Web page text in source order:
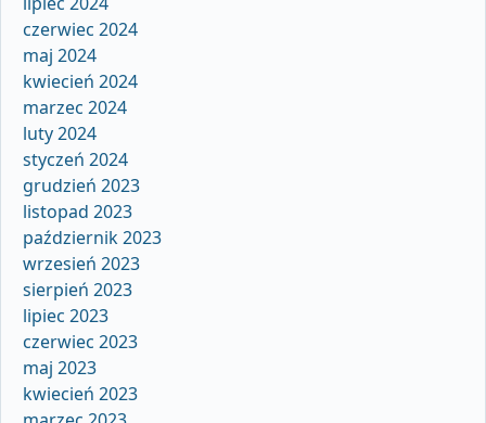
czerwiec 2024
maj 2024
kwiecień 2024
marzec 2024
luty 2024
styczeń 2024
grudzień 2023
listopad 2023
październik 2023
wrzesień 2023
sierpień 2023
lipiec 2023
czerwiec 2023
maj 2023
kwiecień 2023